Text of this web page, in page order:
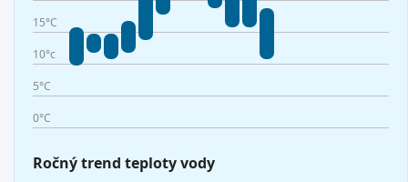
15°C
10°c
5°C
0°C
Ročný trend teploty vody